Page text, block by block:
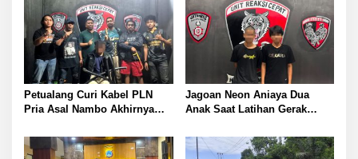
Petualang Curi Kabel PLN
Pria Asal Nambo Akhirnya
Jagoan Neon Aniaya Dua
Anak Saat Latihan Gerak
Polresta Banggai